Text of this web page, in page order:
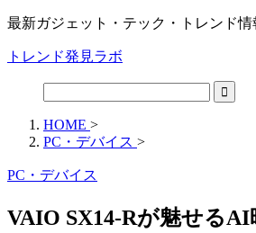
最新ガジェット・テック・トレンド情
トレンド発見ラボ
HOME >
PC・デバイス >
PC・デバイス
VAIO SX14-Rが魅せる